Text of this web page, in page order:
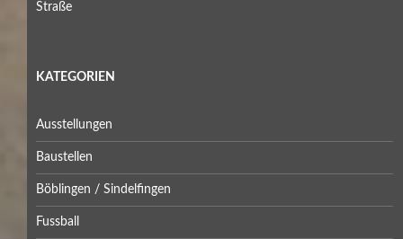
Straße
KATEGORIEN
Ausstellungen
Baustellen
Böblingen / Sindelfingen
Fussball